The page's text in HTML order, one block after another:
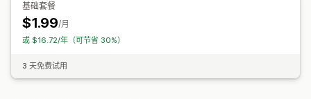
基础套餐
$1.99/月
或 $16.72/年（可节省 30%）
3 天免费试用